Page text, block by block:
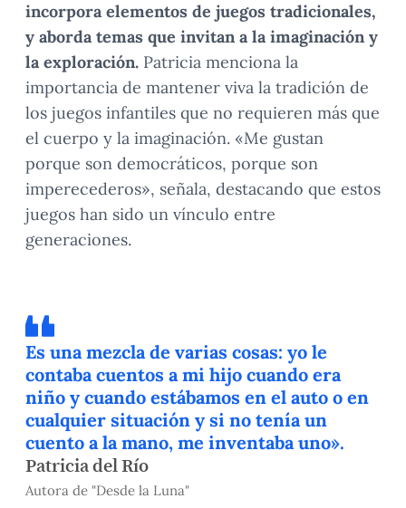
incorpora elementos de juegos tradicionales,
y aborda temas que invitan a la imaginación y
la exploración. Patricia menciona la
importancia de mantener viva la tradición de
los juegos infantiles que no requieren más que
el cuerpo y la imaginación. «Me gustan
porque son democráticos, porque son
imperecederos», señala, destacando que estos
juegos han sido un vínculo entre
generaciones.
Es una mezcla de varias cosas: yo le
contaba cuentos a mi hijo cuando era
niño y cuando estábamos en el auto o en
cualquier situación y si no tenía un
cuento a la mano, me inventaba uno».
Patricia del Río
Autora de "Desde la Luna"